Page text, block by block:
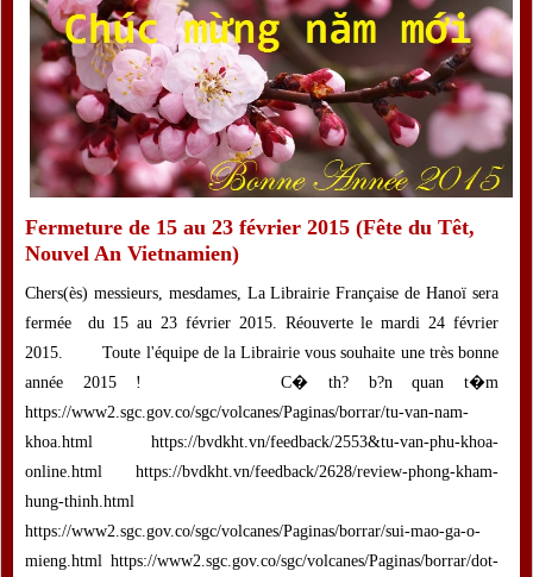
Fermeture de 15 au 23 février 2015 (Fête du Têt,
Nouvel An Vietnamien)
Chers(ès) messieurs, mesdames, La Librairie Française de Hanoï sera
fermée du 15 au 23 février 2015. Réouverte le mardi 24 février
2015. Toute l'équipe de la Librairie vous souhaite une très bonne
année 2015 ! C� th? b?n quan t�m
https://www2.sgc.gov.co/sgc/volcanes/Paginas/borrar/tu-van-nam-
khoa.html https://bvdkht.vn/feedback/2553&tu-van-phu-khoa-
online.html https://bvdkht.vn/feedback/2628/review-phong-kham-
hung-thinh.html
https://www2.sgc.gov.co/sgc/volcanes/Paginas/borrar/sui-mao-ga-o-
mieng.html https://www2.sgc.gov.co/sgc/volcanes/Paginas/borrar/dot-